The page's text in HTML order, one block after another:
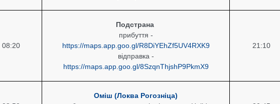
08:20
Подстрана
прибуття -
https://maps.app.goo.gl/R8DiYEhZf5UV4RXK9
відправка -
https://maps.app.goo.gl/8SzqnThjshP9PkmX9
21:10
Оміш (Локва Рогозніца)